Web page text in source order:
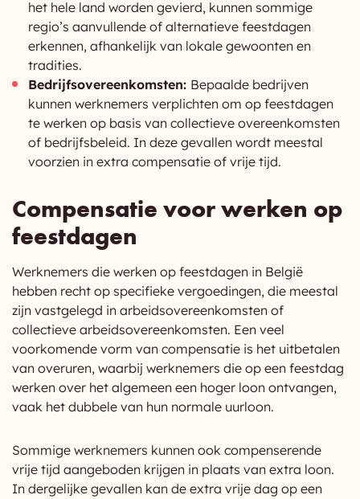
het hele land worden gevierd, kunnen sommige
regio’s aanvullende of alternatieve feestdagen
erkennen, afhankelijk van lokale gewoonten en
tradities.
Bedrijfsovereenkomsten: Bepaalde bedrijven
kunnen werknemers verplichten om op feestdagen
te werken op basis van collectieve overeenkomsten
of bedrijfsbeleid. In deze gevallen wordt meestal
voorzien in extra compensatie of vrije tijd.
Compensatie voor werken op
feestdagen
Werknemers die werken op feestdagen in België
hebben recht op specifieke vergoedingen, die meestal
zijn vastgelegd in arbeidsovereenkomsten of
collectieve arbeidsovereenkomsten. Een veel
voorkomende vorm van compensatie is het uitbetalen
van overuren, waarbij werknemers die op een feestdag
werken over het algemeen een hoger loon ontvangen,
vaak het dubbele van hun normale uurloon.
Sommige werknemers kunnen ook compenserende
vrije tijd aangeboden krijgen in plaats van extra loon.
In dergelijke gevallen kan de extra vrije dag op een